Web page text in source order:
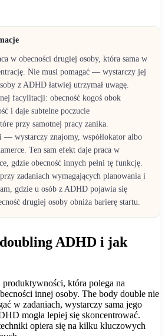
w obecności drugiej osoby, która sama w
Nie musi pomagać — wystarczy jej
z ADHD łatwiej utrzymał uwagę.
facylitacji: obecność kogoś obok
i daje subtelne poczucie
przy samotnej pracy zanika.
— wystarczy znajomy, współlokator albo
Ten sam efekt daje praca w
gdzie obecność innych pełni tę funkcję.
zadaniach wymagających planowania i
gdzie u osób z ADHD pojawia się
drugiej osoby obniża barierę startu.
ADHD i jak
która polega na
innej osoby. The body double nie
w zadaniach, wystarczy sama jego
mogła lepiej się skoncentrować.
opiera się na kilku kluczowych